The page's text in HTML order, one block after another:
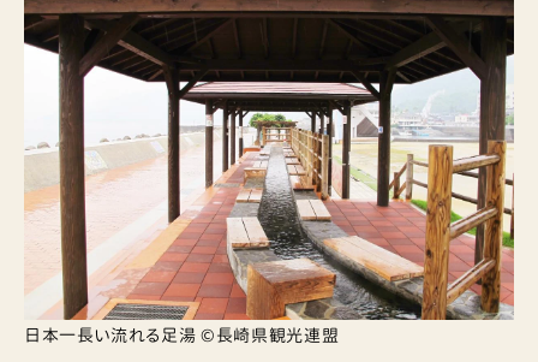
日本一長い流れる足湯 ©長崎県観光連盟